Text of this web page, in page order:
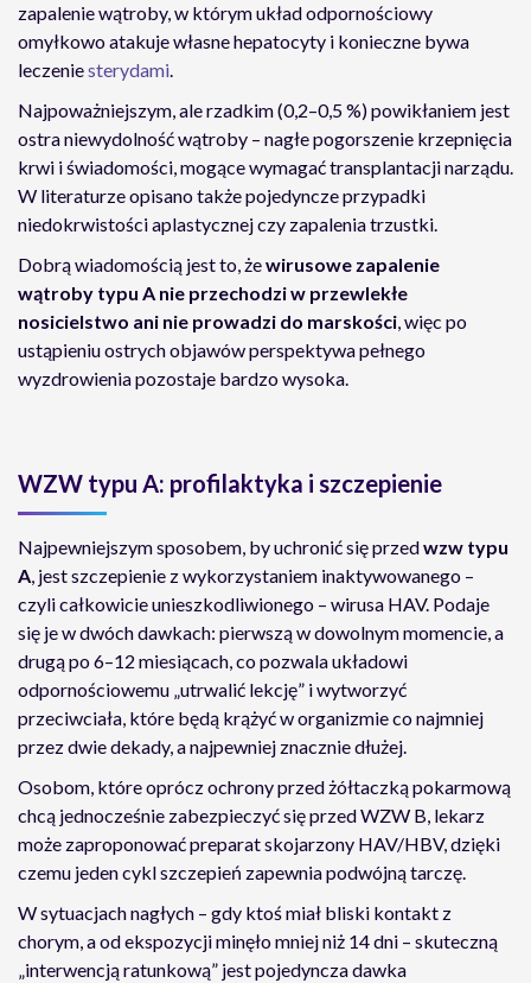
zapalenie wątroby, w którym układ odpornościowy
omyłkowo atakuje własne hepatocyty i konieczne bywa
leczeniesterydami.
Najpoważniejszym, ale rzadkim (0,2–0,5 %) powikłaniem jest
ostra niewydolność wątroby – nagłe pogorszenie krzepnięcia
krwi i świadomości, mogące wymagać transplantacji narządu.
W literaturze opisano także pojedyncze przypadki
niedokrwistości aplastycznej czy zapalenia trzustki.
Dobrą wiadomością jest to, żewirusowe zapalenie
wątroby typu A nie przechodzi w przewlekłe
nosicielstwo ani nie prowadzi do marskości, więc po
ustąpieniu ostrych objawów perspektywa pełnego
wyzdrowienia pozostaje bardzo wysoka.
WZW typu A: profilaktyka i szczepienie
Najpewniejszym sposobem, by uchronić się przedwzw typu
A, jest szczepienie z wykorzystaniem inaktywowanego –
czyli całkowicie unieszkodliwionego – wirusa HAV. Podaje
się je w dwóch dawkach: pierwszą w dowolnym momencie, a
drugą po 6–12 miesiącach, co pozwala układowi
odpornościowemu „utrwalić lekcję” i wytworzyć
przeciwciała, które będą krążyć w organizmie co najmniej
przez dwie dekady, a najpewniej znacznie dłużej.
Osobom, które oprócz ochrony przed żółtaczką pokarmową
chcą jednocześnie zabezpieczyć się przed WZW B, lekarz
może zaproponować preparat skojarzony HAV/HBV, dzięki
czemu jeden cykl szczepień zapewnia podwójną tarczę.
W sytuacjach nagłych – gdy ktoś miał bliski kontakt z
chorym, a od ekspozycji minęło mniej niż 14 dni – skuteczną
„interwencją ratunkową” jest pojedyncza dawka